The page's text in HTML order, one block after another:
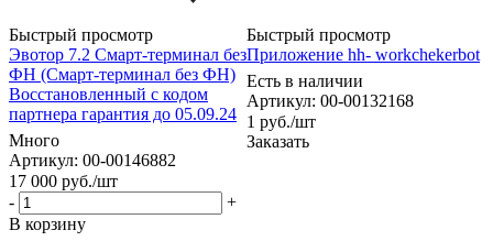
Быстрый просмотр
Эвотор 7.2 Смарт-терминал без
ФН (Смарт-терминал без ФН)
Восстановленный с кодом
партнера гарантия до 05.09.24
Много
Артикул: 00-00146882
17 000 руб./шт
-
+
В корзину
Быстрый просмотр
Приложение hh- workchekerbot
Есть в наличии
Артикул: 00-00132168
1 руб./шт
Заказать